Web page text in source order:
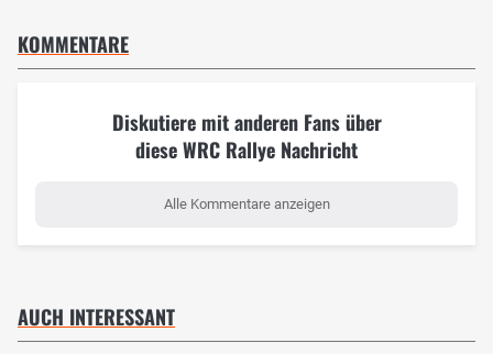
KOMMENTARE
Diskutiere mit anderen Fans über
diese WRC Rallye Nachricht
Alle Kommentare anzeigen
AUCH INTERESSANT